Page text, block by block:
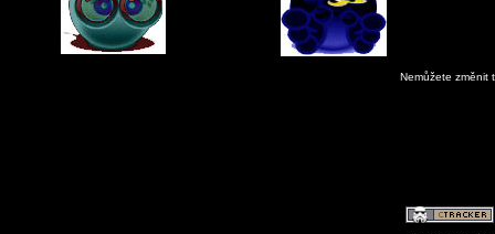
Nemůžete změnit